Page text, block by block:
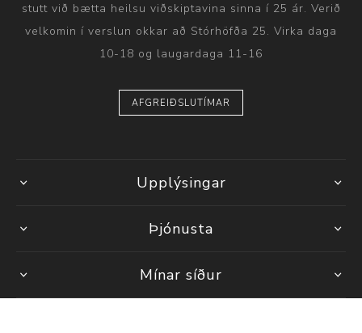
stutt við bætta heilsu viðskiptavina sinna í 25 ár. Verið
velkomin í verslun okkar að Stórhöfða 25. Virka daga
10-18 og laugardaga 11-16
AFGREIÐSLUTÍMAR
Upplýsingar
Þjónusta
Mínar síður